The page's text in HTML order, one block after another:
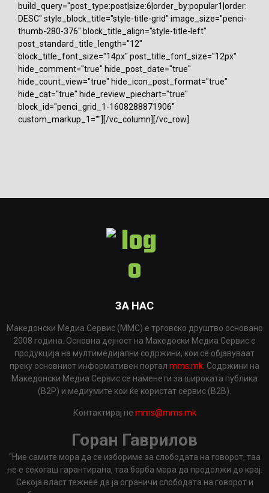
build_query="post_type:post|size:6|order_by:popular1|order:
DESC" style_block_title="style-title-grid" image_size="penci-
thumb-280-376" block_title_align="style-title-left"
post_standard_title_length="12"
block_title_font_size="14px" post_title_font_size="12px"
hide_comment="true" hide_post_date="true"
hide_count_view="true" hide_icon_post_format="true"
hide_cat="true" hide_review_piechart="true"
block_id="penci_grid_1-1608288871906"
custom_markup_1=""][/vc_column][/vc_row]
ЗА НАС
Македонски Медиа Сервис (ММС) е трговско друштво основано
2008 година. Основна дејност на Македоски Медиа Сервис е
продукција на мултимедијални содржини, кои се објавуваат
преку основниот информативен портал mms.mk . Содржини на
Македонски Медиа Сервис се наменети за широката публика
(B2P) и медиумите кои ќе користат сервис (B2B).
Контактирај не mms@mms.mk
Горан Гаврилов
"Ние самите мора да се избориме за слободата на говорот, таа
не е секогаш гарантирана, таа борба мора да продолжи до крај.
Секоја власт тежнее да ја ограничи слободата на говорот и